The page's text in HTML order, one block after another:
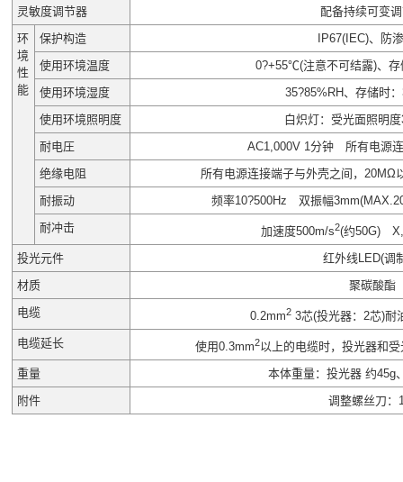
灵敏度调节器
配备持续可变
环
境
性
能
保护构造
IP67(IEC)、防
使用环境温度
0?+55℃(注意不可结露)、
使用环境湿度
35?85%RH、存储时
使用环境照明度
白炽灯：受光面照明
耐电圧
AC1,000V 1分钟 所有电源
绝缘电阻
所有电源连接端子与外壳之间，20MΩ
耐振动
频率10?500Hz 双振幅
耐冲击
加速度500m/s2(约50G)
投光元件
红外线LED(调
材质
聚碳酸酯
电缆
0.2mm2 3芯(投光器：2芯)耐
电缆延长
使用0.3mm2以上的电缆时，投光器和
重量
本体重量：投光器 约45g
附件
调整螺丝刀：